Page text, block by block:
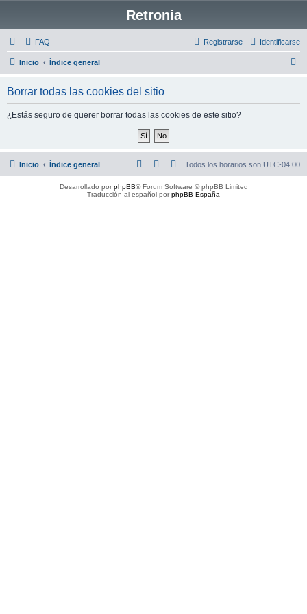
Retronia
FAQ Identificarse
Registrarse
Inicio Índice general
Borrar todas las cookies del sitio
¿Estás seguro de querer borrar todas las cookies de este sitio?
Inicio Índice general Todos los horarios son UTC-04:00
Desarrollado porphpBB® Forum Software © phpBB Limited
Traducción al español porphpBB España